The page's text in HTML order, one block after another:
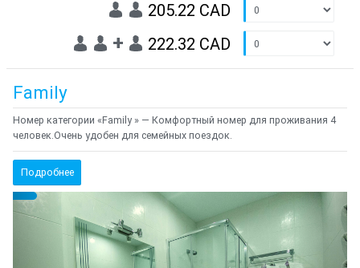
205.22 CAD
+ 222.32 CAD
Family
Номер категории «Family » — Комфортный номер для проживания 4
человек.Очень удобен для семейных поездок.
Подробнее
{clt_left} 1 Количество
Предыдущий